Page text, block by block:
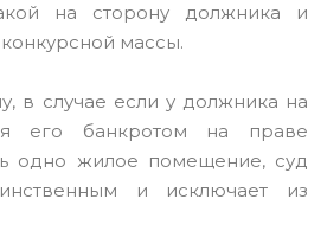
на сторону должника и
массы.
в случае если у должника на
его банкротом на праве
одно жилое помещение, суд
и исключает из